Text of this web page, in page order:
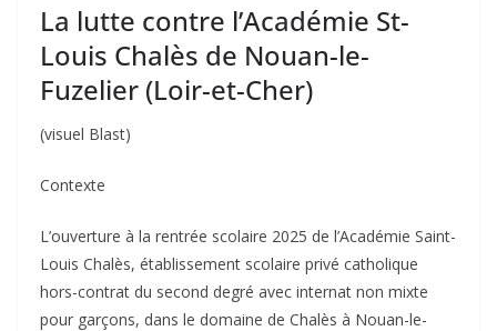
La lutte contre l’Académie St-
Louis Chalès de Nouan-le-
Fuzelier (Loir-et-Cher)
(visuel Blast)
Contexte
L’ouverture à la rentrée scolaire 2025 de l’Académie Saint-
Louis Chalès, établissement scolaire privé catholique
hors-contrat du second degré avec internat non mixte
pour garçons, dans le domaine de Chalès à Nouan-le-